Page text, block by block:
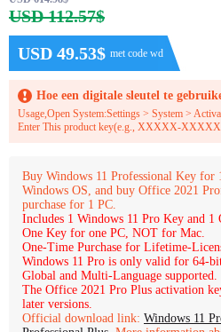
USD 112.57$
USD 49.53$ met code wd
Hoe een digitale sleutel te
Usage,Open System:Settings > System >
Enter This product key(e.g., XXXXX-
Buy Windows 11 Professional Key for
Windows OS, and buy Office 2021
purchase for 1 PC.
Includes 1 Windows 11 Pro Key and 1
One Key for one PC, NOT for Mac.
One-Time Purchase for Lifetime-
Windows 11 Pro is only valid for 64-
Global and Multi-Language supported.
The Office 2021 Pro Plus activation
later versions.
Official download link: Windows 11